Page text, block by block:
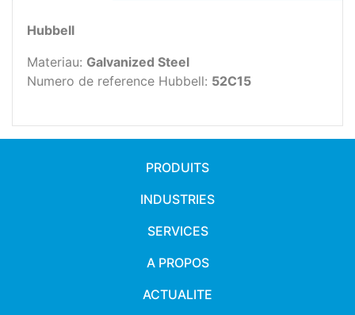
Hubbell
Materiau: Galvanized Steel
Numero de reference Hubbell: 52C15
PRODUITS
INDUSTRIES
SERVICES
A PROPOS
ACTUALITE